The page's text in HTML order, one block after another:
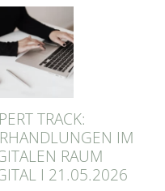
TRACK:
IM
RAUM
I 21.05.2026